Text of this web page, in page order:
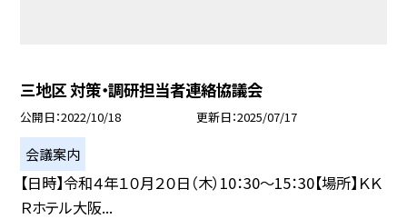
三地区 対策・調研担当者連絡協議会
公開日 2022/10/18 更新日 2025/07/17
会議案内
【日時】令和４年１０月２０日（木）10：30〜15：30【場所】ＫＫ
Ｒホテル大阪...